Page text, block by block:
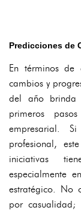
Predicciones de
En términos
cambios y
del año brinda
primeros
empresarial.
profesional,
iniciativas
especialmente
estratégico. No
por